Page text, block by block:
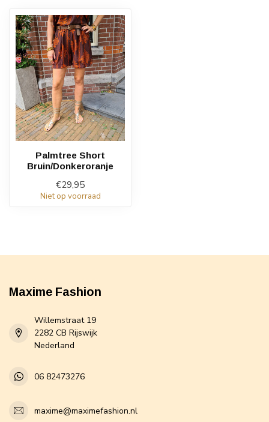
Palmtree Short
Bruin/Donkeroranje
€29,95
Niet op voorraad
Maxime Fashion
Willemstraat 19
2282 CB Rijswijk
Nederland
06 82473276
maxime@maximefashion.nl